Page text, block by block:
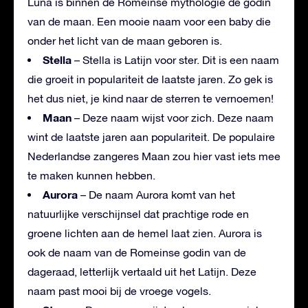
van de maan. Een mooie naam voor een baby die
onder het licht van de maan geboren is.
Stella – Stella is Latijn voor ster. Dit is een naam
die groeit in populariteit de laatste jaren. Zo gek is
het dus niet, je kind naar de sterren te vernoemen!
Maan – Deze naam wijst voor zich. Deze naam
wint de laatste jaren aan populariteit. De populaire
Nederlandse zangeres Maan zou hier vast iets mee
te maken kunnen hebben.
Aurora – De naam Aurora komt van het
natuurlijke verschijnsel dat prachtige rode en
groene lichten aan de hemel laat zien. Aurora is
ook de naam van de Romeinse godin van de
dageraad, letterlijk vertaald uit het Latijn. Deze
naam past mooi bij de vroege vogels.